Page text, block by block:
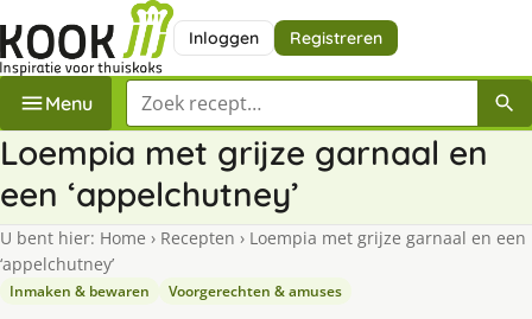
Inloggen Registreren
Menu Zoek een recept
Loempia met grijze garnaal en
een ‘appelchutney’
U bent hier: Home › Recepten › Loempia met grijze garnaal en een
‘appelchutney’
Inmaken & bewaren Voorgerechten & amuses